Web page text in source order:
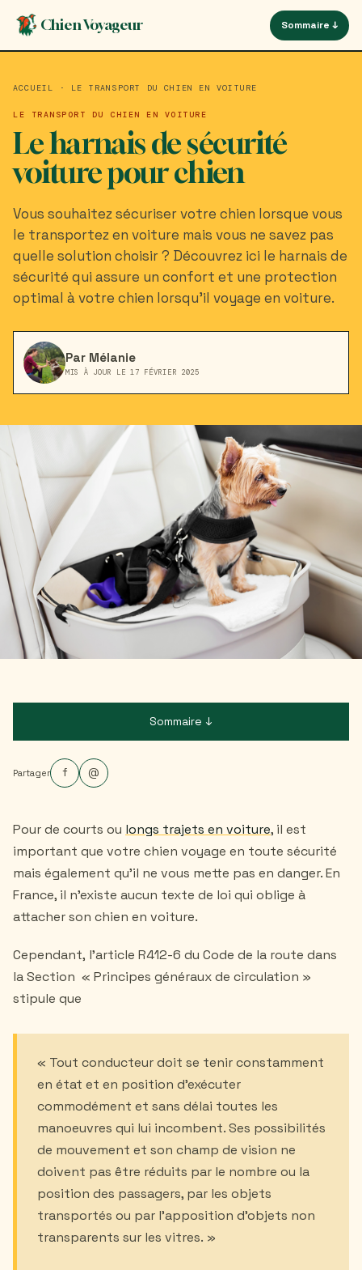
contenu
Chien Voyageur Sommaire ↓
ACCUEIL · LE TRANSPORT DU CHIEN EN VOITURE
LE TRANSPORT DU CHIEN EN VOITURE
Le harnais de sécurité
voiture pour chien
Vous souhaitez sécuriser votre chien lorsque vous
le transportez en voiture mais vous ne savez pas
quelle solution choisir ? Découvrez ici le harnais de
sécurité qui assure un confort et une protection
optimal à votre chien lorsqu'il voyage en voiture.
Par Mélanie
MIS À JOUR LE 17 FÉVRIER 2025
Sommaire ↓
Partager f @
Pour de courts ou longs trajets en voiture, il est
important que votre chien voyage en toute sécurité
mais également qu’il ne vous mette pas en danger. En
France, il n’existe aucun texte de loi qui oblige à
attacher son chien en voiture.
Cependant, l’article R412-6 du Code de la route dans
la Section « Principes généraux de circulation »
stipule que
« Tout conducteur doit se tenir constamment
en état et en position d'exécuter
commodément et sans délai toutes les
manoeuvres qui lui incombent. Ses possibilités
de mouvement et son champ de vision ne
doivent pas être réduits par le nombre ou la
position des passagers, par les objets
transportés ou par l'apposition d'objets non
transparents sur les vitres. »